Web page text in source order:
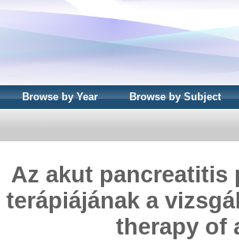
Browse by Year Browse by Subject
Az akut pancreatitis
terápiájának a
therapy of